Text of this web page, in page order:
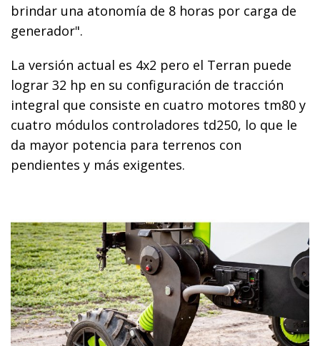
brindar una atonomía de 8 horas por carga de
generador".
La versión actual es 4x2 pero el Terran puede
lograr 32 hp en su configuración de tracción
integral que consiste en cuatro motores tm80 y
cuatro módulos controladores td250, lo que le
da mayor potencia para terrenos con
pendientes y más exigentes.